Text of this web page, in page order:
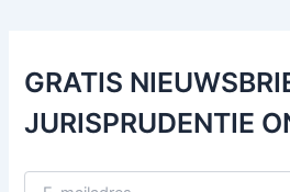
GRATIS
JURISPRUDENTIE
E